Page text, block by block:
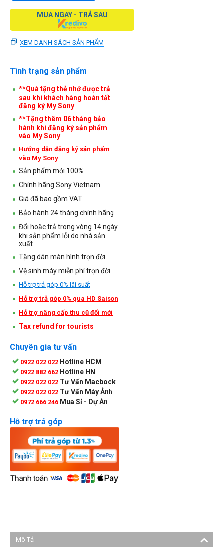
MUA NGAY - TRẢ SAU
XEM DANH SÁCH SẢN PHẨM
Tình trạng sản phẩm
**Quà tặng thẻ nhớ được trả
sau khi khách hàng hoàn tất
đăng ký My Sony
**Tặng thêm 06 tháng bảo
hành khi đăng ký sản phẩm
vào My Sony
Hướng dẫn đăng ký sản phẩm
vào My Sony
Sản phẩm mới 100%
Chính hãng Sony Vietnam
Giá đã bao gồm VAT
Bảo hành 24 tháng chính hãng
Đổi hoặc trả trong vòng 14 ngày
khi sản phẩm lỗi do nhà sản
xuất
Tặng dán màn hình trọn đời
Vệ sinh máy miễn phí trọn đời
Hỗ trợ trả góp 0% lãi suất
Hỗ trợ trả góp 0% qua HD Saison
Hỗ trợ nâng cấp thu cũ đổi mới
Tax refund for tourists
Chuyên gia tư vấn
0922 022 022 Hotline HCM
0922 882 662 Hotline HN
0922 022 022 Tư Vấn Macbook
0922 022 022 Tư Vấn Máy Ảnh
0972 666 246 Mua Sỉ - Dự Án
Hỗ trợ trả góp
Mô Tả